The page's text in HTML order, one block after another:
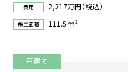
費用 2,217万円（税込）
施工面積 111.5ｍ²
戸建て